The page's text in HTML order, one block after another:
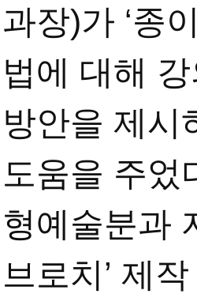
과장)가 ‘종
법에 대해
방안을 제시
도움을 주었
형예술분과
브로치’ 제